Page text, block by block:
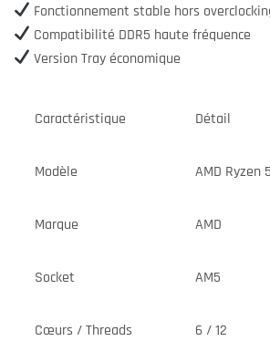
Fonctionnement stable hors
Compatibilité DDR5 haute fréquence
Version Tray économique
Caractéristique Détail
Modèle AMD Ryzen
Marque AMD
Socket AM5
Cœurs / Threads 6 / 12